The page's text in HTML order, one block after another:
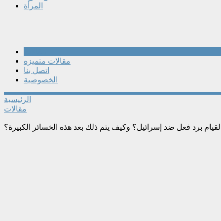
المرأة
مقالات متميزه
اتصل بنا
الخصوصية
الرئيسية
مقالات
برد فعل ضد إسرائيل؟ وكيف يتم ذلك بعد هذه الخسائر الكبيرة؟